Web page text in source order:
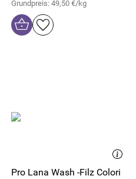
Grundpreis: 49,50 €/kg
Pro Lana Wash -Filz Colori